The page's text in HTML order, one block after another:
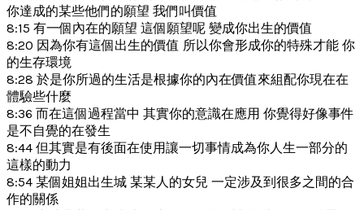
你達成的某些他們的願望 我們叫價值
8:15 有一個內在的願望 這個願望呢 變成你出生的價值
8:20 因為你有這個出生的價值 所以你會形成你的特殊才能 你
的生存環境
8:28 於是你所過的生活是根據你的內在價值來組配你現在在
體驗些什麼
8:36 而在這個過程當中 其實你的意識在應用 你覺得好像事件
是不自覺的在發生
8:44 但其實是有後面在使用讓一切事情成為你人生一部分的
這樣的動力
8:54 某個姐姐出生城 某某人的女兒 一定涉及到很多之間的合
作的關係